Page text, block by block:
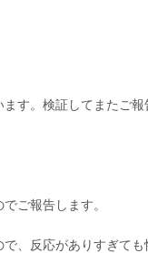
す。検証してまたご報
ご報告します。
、反応がありすぎて